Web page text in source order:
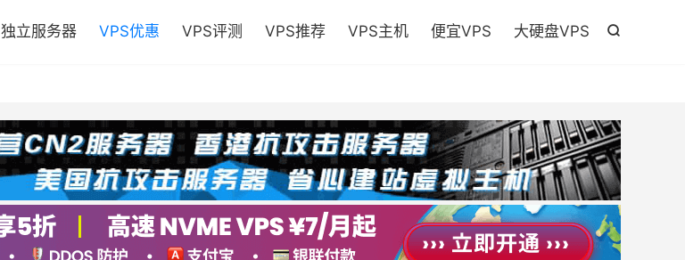

独立服务器 VPS优惠 VPS评测 VPS推荐 VPS主机 便宜VPS 大硬盘VPS